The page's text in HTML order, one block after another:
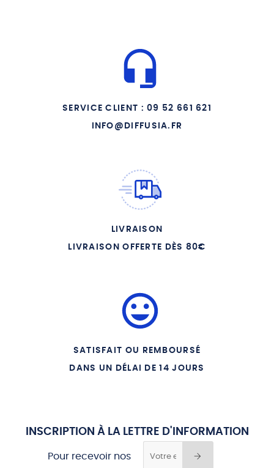
SERVICE CLIENT : 09 52 661 621
INFO@DIFFUSIA.FR
LIVRAISON
LIVRAISON OFFERTE DÈS 80€
SATISFAIT OU REMBOURSÉ
DANS UN DÉLAI DE 14 JOURS
INSCRIPTION À LA LETTRE D'INFORMATION
Pour recevoir nos